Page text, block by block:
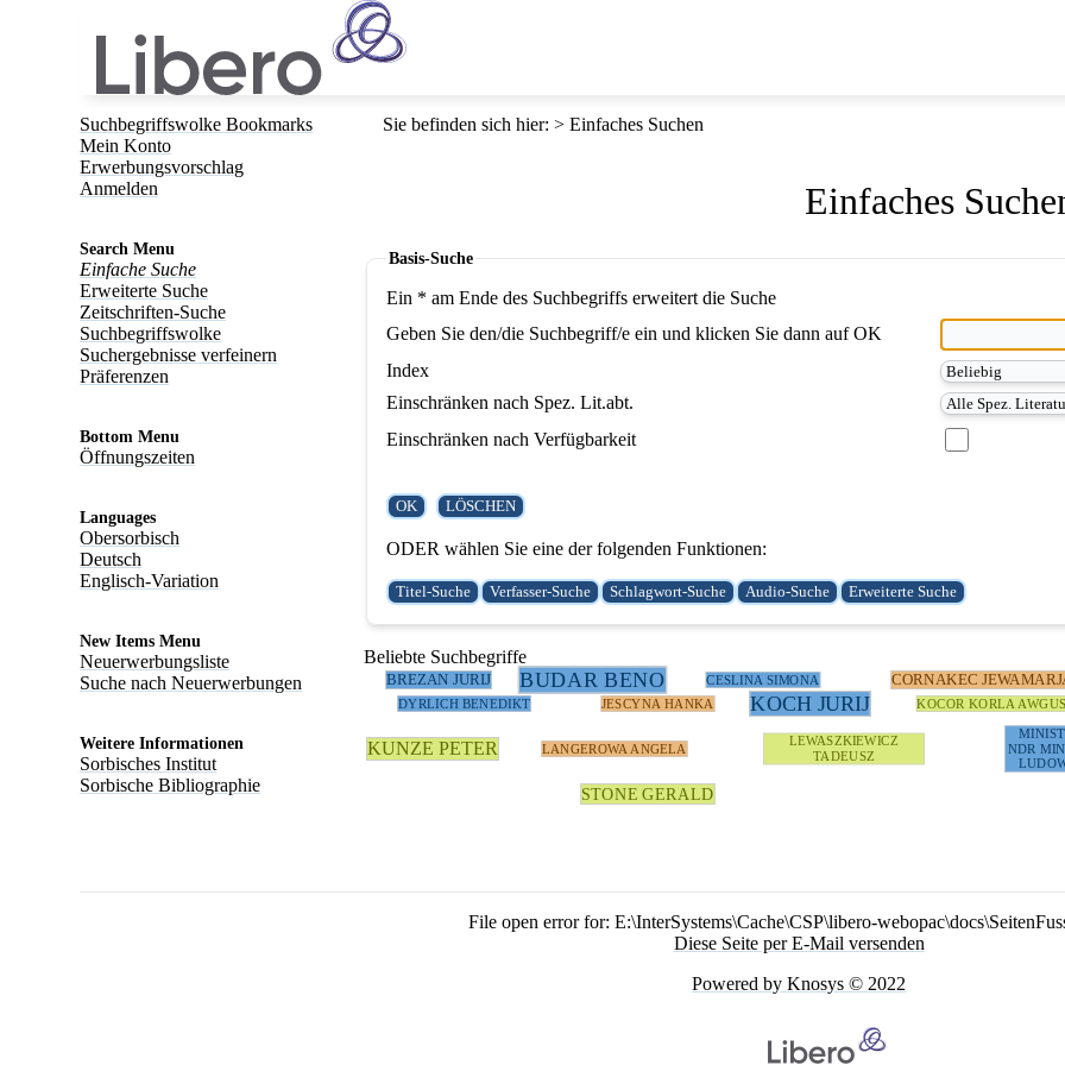
Suchbegriffswolke Bookmarks
Mein Konto
Erwerbungsvorschlag
Anmelden
Search Menu
Einfache Suche
Erweiterte Suche
Zeitschriften-Suche
Suchbegriffswolke
Suchergebnisse verfeinern
Präferenzen
Bottom Menu
Öffnungszeiten
Languages
Obersorbisch
Deutsch
Englisch-Variation
New Items Menu
Neuerwerbungsliste
Suche nach Neuerwerbungen
Weitere Informationen
Sorbisches Institut
Sorbische Bibliographie
Sie befinden sich hier: Einfaches Suchen
Einfaches
Basis-Suche
Geben Sie den/die Suchbegriff/e ein und klicken Sie dann auf OK
Index
Einschränken nach Spez. Lit.abt.
Einschränken nach Verfügbarkeit
Ein * am Ende des Suchbegriffs erweitert die Suche
ODER wählen Sie eine der folgenden Funktionen:
Beliebte Suchbegriffe
BREZAN JURIJ BUDAR BENO CESLINA SIMONA CORNAKEC
DYRLICH BENEDIKT JESCYNA HANKA KOCH JURIJ KOCOR KORLA
KUNZE PETER LANGEROWA ANGELA
LEWASZKIEWICZ
TADEUSZ
NDR
STONE GERALD
File open error for: E:\InterSystems\Cache\CSP\libero-
Diese Seite per E-Mail versenden
Powered by Knosys © 2022